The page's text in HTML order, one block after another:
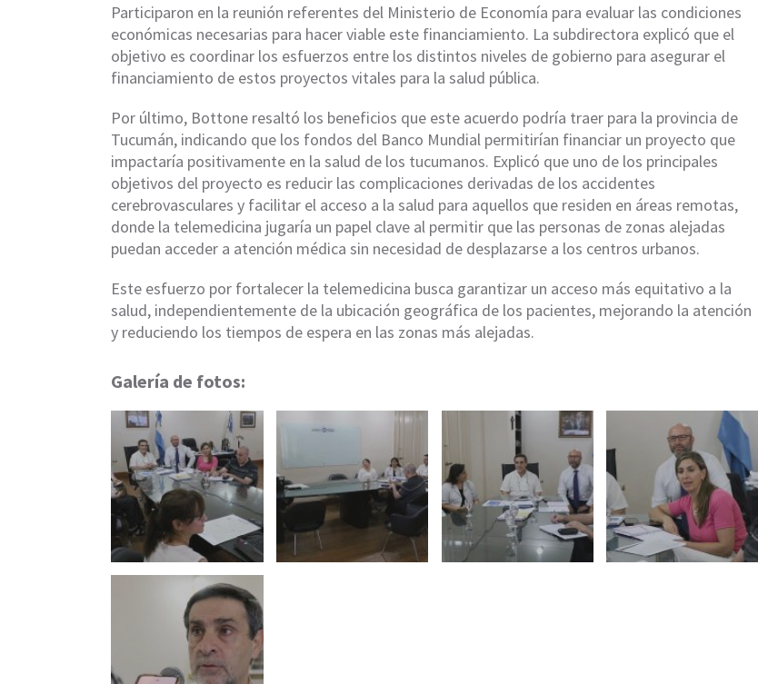
Participaron en la reunión referentes del Ministerio de Economía para evaluar las condiciones
económicas necesarias para hacer viable este financiamiento. La subdirectora explicó que el
objetivo es coordinar los esfuerzos entre los distintos niveles de gobierno para asegurar el
financiamiento de estos proyectos vitales para la salud pública.
Por último, Bottone resaltó los beneficios que este acuerdo podría traer para la provincia de
Tucumán, indicando que los fondos del Banco Mundial permitirían financiar un proyecto que
impactaría positivamente en la salud de los tucumanos. Explicó que uno de los principales
objetivos del proyecto es reducir las complicaciones derivadas de los accidentes
cerebrovasculares y facilitar el acceso a la salud para aquellos que residen en áreas remotas,
donde la telemedicina jugaría un papel clave al permitir que las personas de zonas alejadas
puedan acceder a atención médica sin necesidad de desplazarse a los centros urbanos.
Este esfuerzo por fortalecer la telemedicina busca garantizar un acceso más equitativo a la
salud, independientemente de la ubicación geográfica de los pacientes, mejorando la atención
y reduciendo los tiempos de espera en las zonas más alejadas.
Galería de fotos: